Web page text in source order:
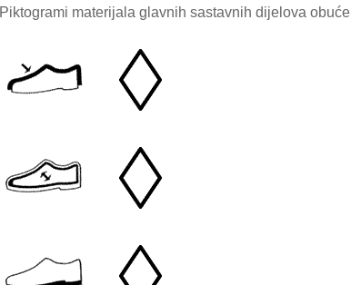
Piktogrami materijala glavnih sastavnih dijelova obuće